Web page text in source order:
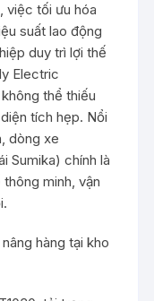
việc tối ưu hóa
suất lao động
duy trì lợi thế
Electric
thể thiếu
tích hẹp. Nổi
dòng xe
Sumika) chính là
minh, vận
hàng tại kho